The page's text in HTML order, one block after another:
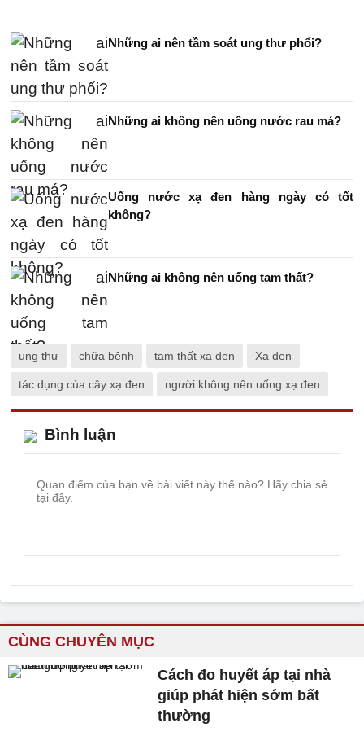
Những ai nên tầm soát ung thư phổi?
Những ai không nên uống nước rau má?
Uống nước xạ đen hàng ngày có tốt
không?
Những ai không nên uống tam thất?
ung thư chữa bệnh tam thất xạ đen Xạ đen
tác dụng của cây xạ đen người không nên uống xạ đen
Bình luận
CÙNG CHUYÊN MỤC
Cách đo huyết áp tại nhà
giúp phát hiện sớm bất
thường